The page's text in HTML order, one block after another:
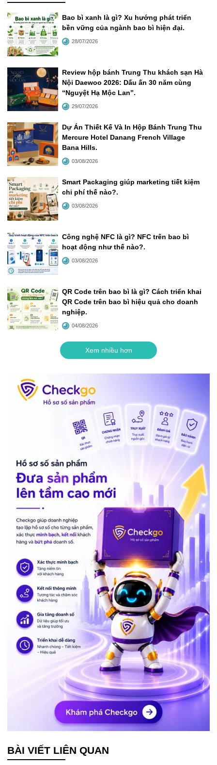
Bao bì xanh là gì? Xu hướng phát triển
bền vững của ngành bao bì hiện đại.
28/07/2026
Review hộp bánh Trung Thu khách sạn Hà
Nội Daewoo 2026: Dấu ấn 30 năm cùng
“Nguyệt Hạ Mộc Lan”.
29/07/2026
Dự Án Thiết Kế Và In Hộp Bánh Trung Thu
Mercure Hotel Danang French Village
Bana Hills.
03/08/2026
Smart Packaging giúp marketing tiết kiệm
chi phí thế nào?.
03/08/2026
Công nghệ NFC là gì? NFC trên bao bì
hoạt động như thế nào?.
03/08/2026
QR Code trên bao bì là gì? Cách triển khai
QR Code trên bao bì hiệu quả cho doanh
nghiệp.
04/08/2026
Xem nhiều hơn
BÀI VIẾT LIÊN QUAN